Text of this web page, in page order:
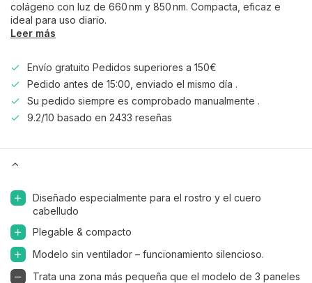
colágeno con luz de 660 nm y 850 nm. Compacta, eficaz e
ideal para uso diario.
Leer más
Envío gratuito Pedidos superiores a 150€
Pedido antes de 15:00, enviado el mismo día .
Su pedido siempre es comprobado manualmente .
9.2/10 basado en 2433 reseñas
Diseñado especialmente para el rostro y el cuero
cabelludo
Plegable & compacto
Modelo sin ventilador – funcionamiento silencioso.
Trata una zona más pequeña que el modelo de 3 paneles